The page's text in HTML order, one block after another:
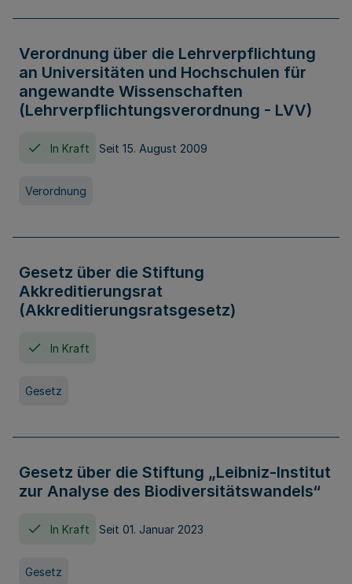
Verordnung über die Lehrverpflichtung
an Universitäten und Hochschulen für
angewandte Wissenschaften
(Lehrverpflichtungsverordnung - LVV)
In Kraft Seit 15. August 2009
Verordnung
Gesetz über die Stiftung
Akkreditierungsrat
(Akkreditierungsratsgesetz)
In Kraft
Gesetz
Gesetz über die Stiftung „Leibniz-Institut
zur Analyse des Biodiversitätswandels“
In Kraft Seit 01. Januar 2023
Gesetz